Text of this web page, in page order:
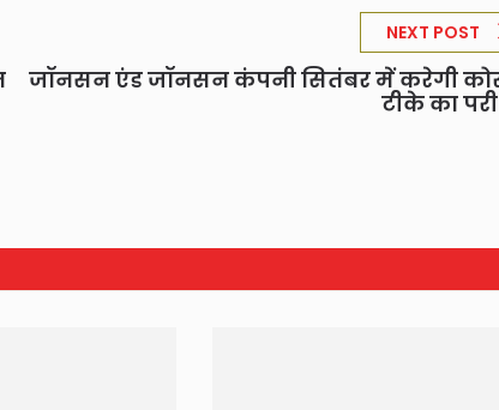
NEXT POST
जॉनसन एंड जॉनसन कंपनी सितंबर में करेगी
टीके का